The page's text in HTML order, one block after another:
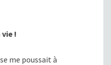
!
me poussait à